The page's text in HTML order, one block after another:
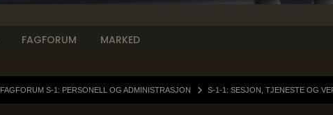
FAGFORUM MARKED
FAGFORUM S-1: PERSONELL OG ADMINISTRASJON S-1-1: SESJON, TJENESTE OG